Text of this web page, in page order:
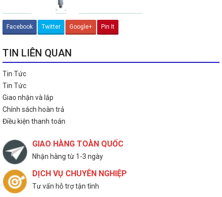
Facebook Twitter Google+ Pin It
TIN LIÊN QUAN
Tin Tức
Tin Tức
Giao nhận và lắp
Chính sách hoàn trả
Điều kiện thanh toán
GIAO HÀNG TOÀN QUỐC
Nhận hàng từ 1-3 ngày
DỊCH VỤ CHUYÊN NGHIỆP
Tư vấn hỗ trợ tận tình